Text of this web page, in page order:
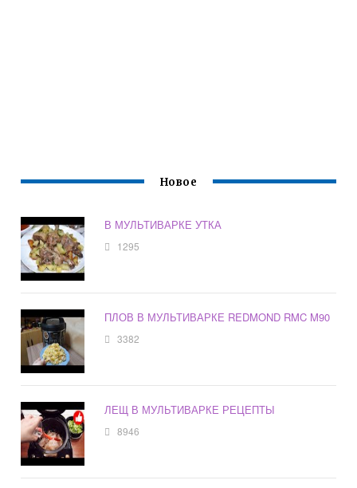
Новое
В МУЛЬТИВАРКЕ УТКА
1295
ПЛОВ В МУЛЬТИВАРКЕ REDMOND RMC M90
3382
ЛЕЩ В МУЛЬТИВАРКЕ РЕЦЕПТЫ
8946